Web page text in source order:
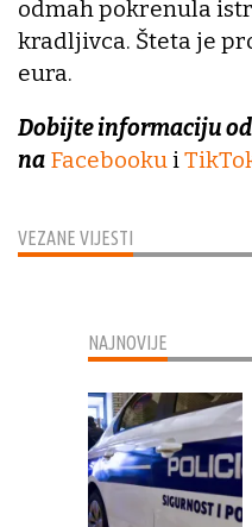
VEZANE VIJESTI
odmah pokrenula
kradljivca. Šteta je
eura.
Dobijte informaciju
na Facebookui
NAJNOVIJE